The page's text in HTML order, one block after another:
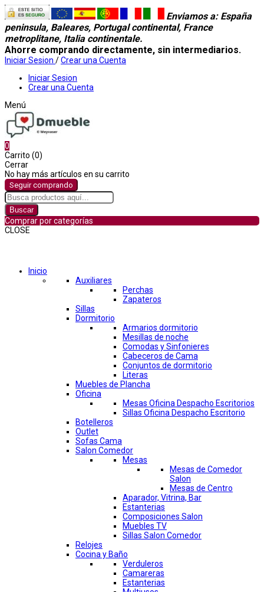
Enviamos a: España
peninsula, Baleares, Portugal continental, France
metroplitane, Italia continentale.
Ahorre comprando directamente, sin intermediarios.
Iniciar Sesion /Crear una Cuenta
Iniciar Sesion
Crear una Cuenta
Menú
0
Carrito (0)
Cerrar
No hay más artículos en su carrito
Seguir comprando
Buscar
Comprar por categorías
CLOSE
Inicio
Auxiliares
Perchas
Zapateros
Sillas
Dormitorio
Armarios dormitorio
Mesillas de noche
Comodas y Sinfonieres
Cabeceros de Cama
Conjuntos de dormitorio
Literas
Muebles de Plancha
Oficina
Mesas Oficina Despacho Escritorios
Sillas Oficina Despacho Escritorio
Botelleros
Outlet
Sofas Cama
Salon Comedor
Mesas
Mesas de Comedor
Salon
Mesas de Centro
Aparador, Vitrina, Bar
Estanterias
Composiciones Salon
Muebles TV
Sillas Salon Comedor
Relojes
Cocina y Baño
Verduleros
Camareras
Estanterias